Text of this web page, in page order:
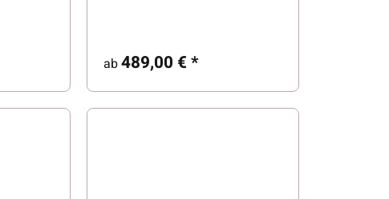
ab489,00 €*